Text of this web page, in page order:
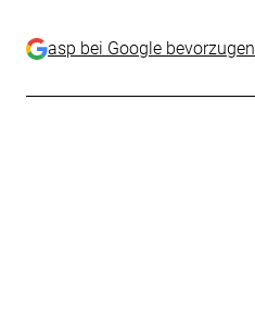
asp bei Google bevorzugen